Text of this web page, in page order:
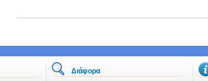
Διάφορα